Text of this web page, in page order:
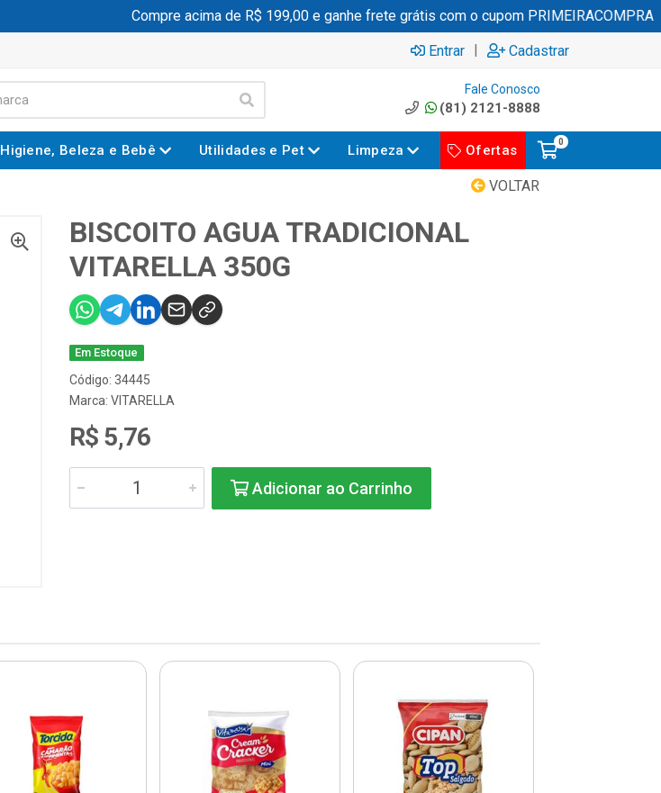
Compre acima de R$ 199,00 e ganhe frete grátis com o cupom PRIMEIRACOMPRA
Entrar | Cadastrar
Fale Conosco
(81) 2121-8888
Higiene, Beleza e Bebê Utilidades e Pet Limpeza Ofertas
0
VOLTAR
BISCOITO AGUA TRADICIONAL
VITARELLA 350G
Em Estoque
Código: 34445
Marca: VITARELLA
R$ 5,76
Adicionar ao Carrinho